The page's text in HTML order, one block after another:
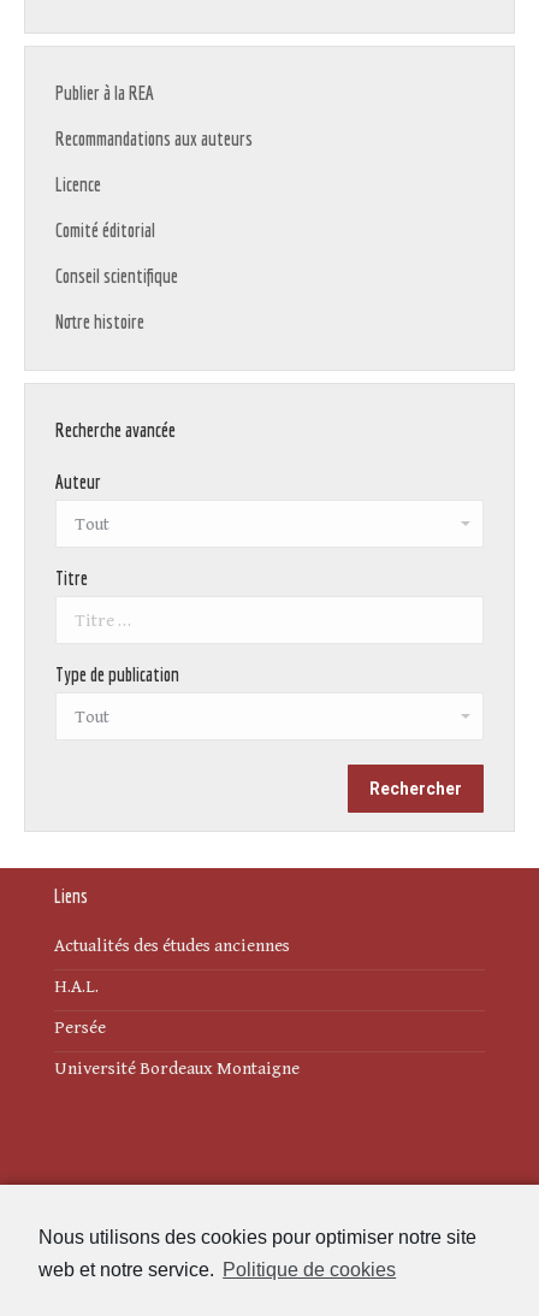
Nous utilisons des cookies pour optimiser notre site
web et notre service. Politique de cookies
Publier à la REA
Recommandations aux auteurs
Licence
Comité éditorial
Conseil scientifique
Notre histoire
Recherche avancée
Auteur
Titre
Type de publication
Liens
Actualités des études anciennes
H.A.L.
Persée
Université Bordeaux Montaigne
Politique de cookies (UE)